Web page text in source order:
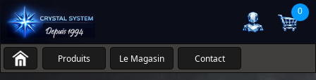
0
Produits Le Magasin Contact